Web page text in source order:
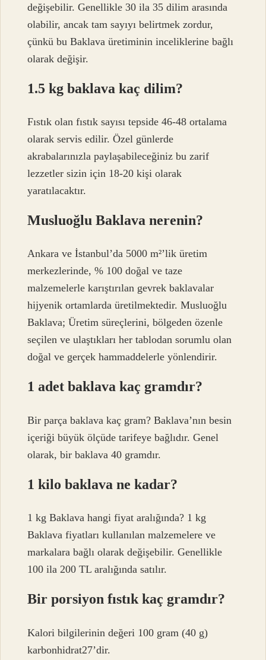
değişebilir. Genellikle 30 ila 35 dilim arasında
olabilir, ancak tam sayıyı belirtmek zordur,
çünkü bu Baklava üretiminin inceliklerine bağlı
olarak değişir.
1.5 kg baklava kaç dilim?
Fıstık olan fıstık sayısı tepside 46-48 ortalama
olarak servis edilir. Özel günlerde
akrabalarınızla paylaşabileceğiniz bu zarif
lezzetler sizin için 18-20 kişi olarak
yaratılacaktır.
Musluoğlu Baklava nerenin?
Ankara ve İstanbul’da 5000 m²’lik üretim
merkezlerinde, % 100 doğal ve taze
malzemelerle karıştırılan gevrek baklavalar
hijyenik ortamlarda üretilmektedir. Musluoğlu
Baklava; Üretim süreçlerini, bölgeden özenle
seçilen ve ulaştıkları her tablodan sorumlu olan
doğal ve gerçek hammaddelerle yönlendirir.
1 adet baklava kaç gramdır?
Bir parça baklava kaç gram? Baklava’nın besin
içeriği büyük ölçüde tarifeye bağlıdır. Genel
olarak, bir baklava 40 gramdır.
1 kilo baklava ne kadar?
1 kg Baklava hangi fiyat aralığında? 1 kg
Baklava fiyatları kullanılan malzemelere ve
markalara bağlı olarak değişebilir. Genellikle
100 ila 200 TL aralığında satılır.
Bir porsiyon fıstık kaç gramdır?
Kalori bilgilerinin değeri 100 gram (40 g)
karbonhidrat27’dir.